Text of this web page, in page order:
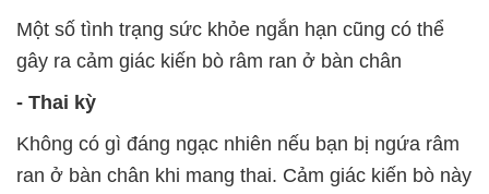
Một số tình trạng sức khỏe ngắn hạn cũng có thể
gây ra cảm giác kiến bò râm ran ở bàn chân
- Thai kỳ
Không có gì đáng ngạc nhiên nếu bạn bị ngứa râm
ran ở bàn chân khi mang thai. Cảm giác kiến bò này